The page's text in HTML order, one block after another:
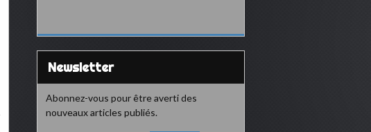
Newsletter
Abonnez-vous pour être averti des
nouveaux articles publiés.